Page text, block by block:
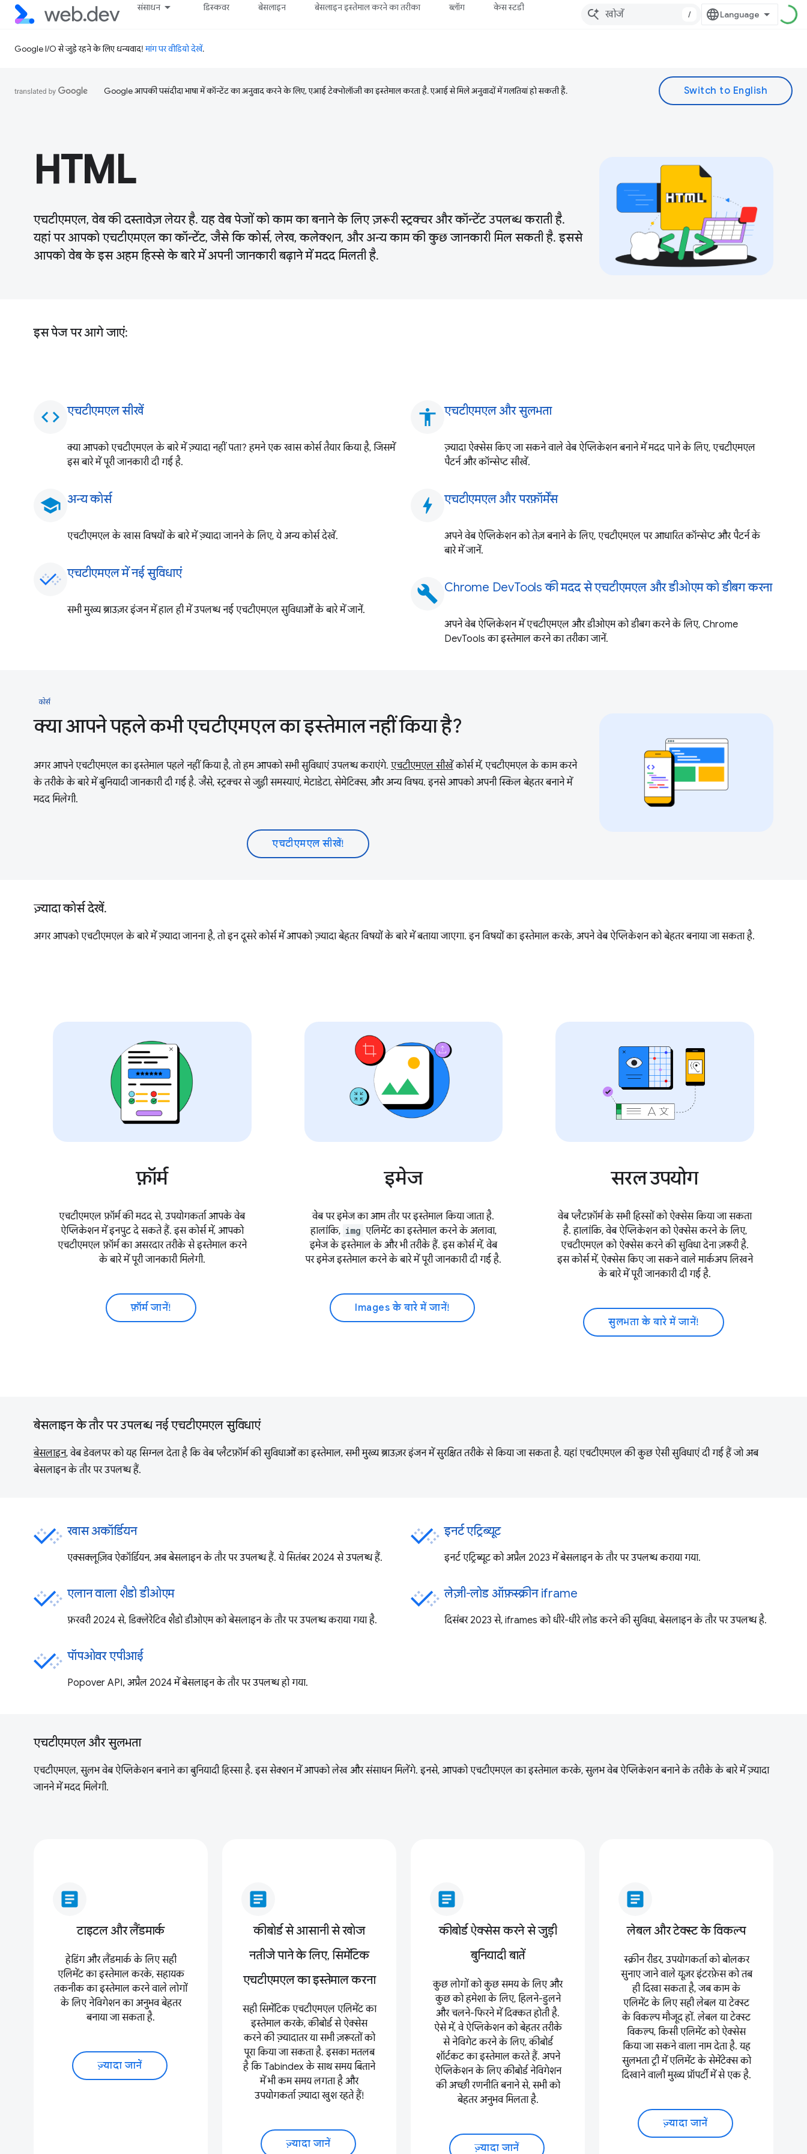
संसाधन डिस्कवर बेसलाइन बेसलाइन इस्तेमाल करने का तरीका ब्लॉग केस स्टडी
/
Google I/O से जुड़े रहने के लिए धन्यवाद!मांग पर वीडियो देखें.
Google आपकी पसंदीदा भाषा में कॉन्टेंट का अनुवाद करने के लिए, एआई टेक्नोलॉजी का इस्तेमाल करता है. एआई से मिले अनुवादों में गलतियां हो सकती हैं.
HTML
एचटीएमएल, वेब की दस्तावेज़ लेयर है. यह वेब पेजों को काम का बनाने के लिए ज़रूरी स्ट्रक्चर और कॉन्टेंट उपलब्ध कराती है.
यहां पर आपको एचटीएमएल का कॉन्टेंट, जैसे कि कोर्स, लेख, कलेक्शन, और अन्य काम की कुछ जानकारी मिल सकती है. इससे
आपको वेब के इस अहम हिस्से के बारे में अपनी जानकारी बढ़ाने में मदद मिलती है.
इस पेज पर आगे जाएं:
code एचटीएमएल सीखें
क्या आपको एचटीएमएल के बारे में ज़्यादा नहीं पता? हमने एक खास कोर्स तैयार किया है, जिसमें
इस बारे में पूरी जानकारी दी गई है.
school अन्य कोर्स
एचटीएमएल के खास विषयों के बारे में ज़्यादा जानने के लिए, ये अन्य कोर्स देखें.
एचटीएमएल में नई सुविधाएं
सभी मुख्य ब्राउज़र इंजन में हाल ही में उपलब्ध नई एचटीएमएल सुविधाओं के बारे में जानें.
accessibility एचटीएमएल और सुलभता
ज़्यादा ऐक्सेस किए जा सकने वाले वेब ऐप्लिकेशन बनाने में मदद पाने के लिए, एचटीएमएल
पैटर्न और कॉन्सेप्ट सीखें.
bolt एचटीएमएल और परफ़ॉर्मेंस
अपने वेब ऐप्लिकेशन को तेज़ बनाने के लिए, एचटीएमएल पर आधारित कॉन्सेप्ट और पैटर्न के
बारे में जानें.
build Chrome DevTools की मदद से एचटीएमएल और डीओएम को डीबग करना
अपने वेब ऐप्लिकेशन में एचटीएमएल और डीओएम को डीबग करने के लिए, Chrome
DevTools का इस्तेमाल करने का तरीका जानें.
कोर्स
क्या आपने पहले कभी एचटीएमएल का इस्तेमाल नहीं किया है?
अगर आपने एचटीएमएल का इस्तेमाल पहले नहीं किया है, तो हम आपको सभी सुविधाएं उपलब्ध कराएंगे. एचटीएमएल सीखेंकोर्स में, एचटीएमएल के काम करने
के तरीके के बारे में बुनियादी जानकारी दी गई है. जैसे, स्ट्रक्चर से जुड़ी समस्याएं, मेटाडेटा, सेमेटिक्स, और अन्य विषय. इनसे आपको अपनी स्किल बेहतर बनाने में
मदद मिलेगी.
एचटीएमएल सीखें!
ज़्यादा कोर्स देखें.
अगर आपको एचटीएमएल के बारे में ज़्यादा जानना है, तो इन दूसरे कोर्स में आपको ज़्यादा बेहतर विषयों के बारे में बताया जाएगा. इन विषयों का इस्तेमाल करके, अपने वेब ऐप्लिकेशन को बेहतर बनाया जा सकता है.
फ़ॉर्म
एचटीएमएल फ़ॉर्म की मदद से, उपयोगकर्ता आपके वेब
ऐप्लिकेशन में इनपुट दे सकते हैं. इस कोर्स में, आपको
एचटीएमएल फ़ॉर्म का असरदार तरीके से इस्तेमाल करने
के बारे में पूरी जानकारी मिलेगी.
फ़ॉर्म जानें!
इमेज
वेब पर इमेज का आम तौर पर इस्तेमाल किया जाता है.
हालांकि, img एलिमेंट का इस्तेमाल करने के अलावा,
इमेज के इस्तेमाल के और भी तरीके हैं. इस कोर्स में, वेब
पर इमेज इस्तेमाल करने के बारे में पूरी जानकारी दी गई है.
Images के बारे में जानें!
सरल उपयोग
वेब प्लैटफ़ॉर्म के सभी हिस्सों को ऐक्सेस किया जा सकता
है. हालांकि, वेब ऐप्लिकेशन को ऐक्सेस करने के लिए,
एचटीएमएल को ऐक्सेस करने की सुविधा देना ज़रूरी है.
इस कोर्स में, ऐक्सेस किए जा सकने वाले मार्कअप लिखने
के बारे में पूरी जानकारी दी गई है.
सुलभता के बारे में जानें!
बेसलाइन के तौर पर उपलब्ध नई एचटीएमएल सुविधाएं
बेसलाइन, वेब डेवलपर को यह सिग्नल देता है कि वेब प्लैटफ़ॉर्म की सुविधाओं का इस्तेमाल, सभी मुख्य ब्राउज़र इंजन में सुरक्षित तरीके से किया जा सकता है. यहां एचटीएमएल की कुछ ऐसी सुविधाएं दी गई हैं जो अब
बेसलाइन के तौर पर उपलब्ध हैं.
खास अकॉर्डियन
एक्सक्लूज़िव ऐकॉर्डियन, अब बेसलाइन के तौर पर उपलब्ध हैं. ये सितंबर 2024 से उपलब्ध हैं.
एलान वाला शैडो डीओएम
फ़रवरी 2024 से, डिक्लेरेटिव शैडो डीओएम को बेसलाइन के तौर पर उपलब्ध कराया गया है.
पॉपओवर एपीआई
Popover API, अप्रैल 2024 में बेसलाइन के तौर पर उपलब्ध हो गया.
इनर्ट एट्रिब्यूट
इनर्ट एट्रिब्यूट को अप्रैल 2023 में बेसलाइन के तौर पर उपलब्ध कराया गया.
लेज़ी-लोड ऑफ़स्क्रीन iframe
दिसंबर 2023 से, iframes को धीरे-धीरे लोड करने की सुविधा, बेसलाइन के तौर पर उपलब्ध है.
एचटीएमएल और सुलभता
एचटीएमएल, सुलभ वेब ऐप्लिकेशन बनाने का बुनियादी हिस्सा है. इस सेक्शन में आपको लेख और संसाधन मिलेंगे. इनसे, आपको एचटीएमएल का इस्तेमाल करके, सुलभ वेब ऐप्लिकेशन बनाने के तरीके के बारे में ज़्यादा
जानने में मदद मिलेगी.
article
टाइटल और लैंडमार्क
हेडिंग और लैंडमार्क के लिए सही
एलिमेंट का इस्तेमाल करके, सहायक
तकनीक का इस्तेमाल करने वाले लोगों
के लिए नेविगेशन का अनुभव बेहतर
बनाया जा सकता है.
ज़्यादा जानें
article
कीबोर्ड से आसानी से खोज
नतीजे पाने के लिए, सिमेंटिक
एचटीएमएल का इस्तेमाल करना
सही सिमेंटिक एचटीएमएल एलिमेंट का
इस्तेमाल करके, कीबोर्ड से ऐक्सेस
करने की ज़्यादातर या सभी ज़रूरतों को
पूरा किया जा सकता है. इसका मतलब
है कि Tabindex के साथ समय बिताने
में भी कम समय लगता है और
उपयोगकर्ता ज़्यादा खुश रहते हैं!
ज़्यादा जानें
article
कीबोर्ड ऐक्सेस करने से जुड़ी
बुनियादी बातें
कुछ लोगों को कुछ समय के लिए और
कुछ को हमेशा के लिए, हिलने-डुलने
और चलने-फिरने में दिक्कत होती है.
ऐसे में, वे ऐप्लिकेशन को बेहतर तरीके
से नेविगेट करने के लिए, कीबोर्ड
शॉर्टकट का इस्तेमाल करते हैं. अपने
ऐप्लिकेशन के लिए कीबोर्ड नेविगेशन
की अच्छी रणनीति बनाने से, सभी को
बेहतर अनुभव मिलता है.
ज़्यादा जानें
article
लेबल और टेक्स्ट के विकल्प
स्क्रीन रीडर, उपयोगकर्ता को बोलकर
सुनाए जाने वाले यूज़र इंटरफ़ेस को तब
ही दिखा सकता है, जब काम के
एलिमेंट के लिए सही लेबल या टेक्स्ट
के विकल्प मौजूद हों. लेबल या टेक्स्ट
विकल्प, किसी एलिमेंट को ऐक्सेस
किया जा सकने वाला नाम देता है. यह
सुलभता ट्री में एलिमेंट के सेमेंटेक्स को
दिखाने वाली मुख्य प्रॉपर्टी में से एक है.
ज़्यादा जानें